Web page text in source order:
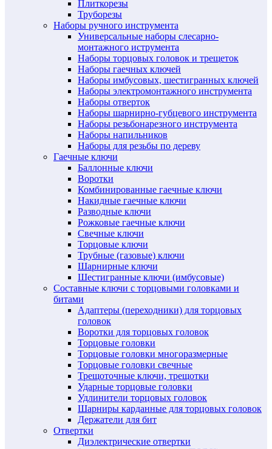
Плиткорезы
Труборезы
Наборы ручного инструмента
Универсальные наборы слесарно-
монтажного иструмента
Наборы торцовых головок и трещеток
Наборы гаечных ключей
Наборы имбусовых, шестигранных ключей
Наборы электромонтажного инструмента
Наборы отверток
Наборы шарнирно-губцевого инструмента
Наборы резьбонарезного инструмента
Наборы напильников
Наборы для резьбы по дереву
Гаечные ключи
Баллонные ключи
Воротки
Комбинированные гаечные ключи
Накидные гаечные ключи
Разводные ключи
Рожковые гаечные ключи
Свечные ключи
Торцовые ключи
Трубные (газовые) ключи
Шарнирные ключи
Шестигранные ключи (имбусовые)
Составные ключи с торцовыми головками и
битами
Адаптеры (переходники) для торцовых
головок
Воротки для торцовых головок
Торцовые головки
Торцовые головки многоразмерные
Торцовые головки свечные
Трещоточные ключи, трещотки
Ударные торцовые головки
Удлинители торцовых головок
Шарниры карданные для торцовых головок
Держатели для бит
Отвертки
Диэлектрические отвертки